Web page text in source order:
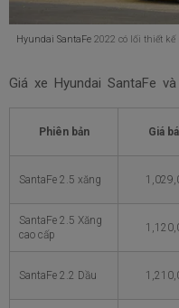
Hyundai SantaFe 2022 có lối thiết
Giá xe Hyundai SantaFe
Phiên bản Giá
SantaFe 2.5 xăng
SantaFe 2.5 Xăng
cao cấp
SantaFe 2.2 Dầu